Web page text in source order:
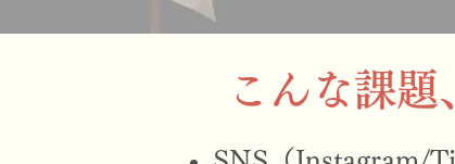
こんな課題